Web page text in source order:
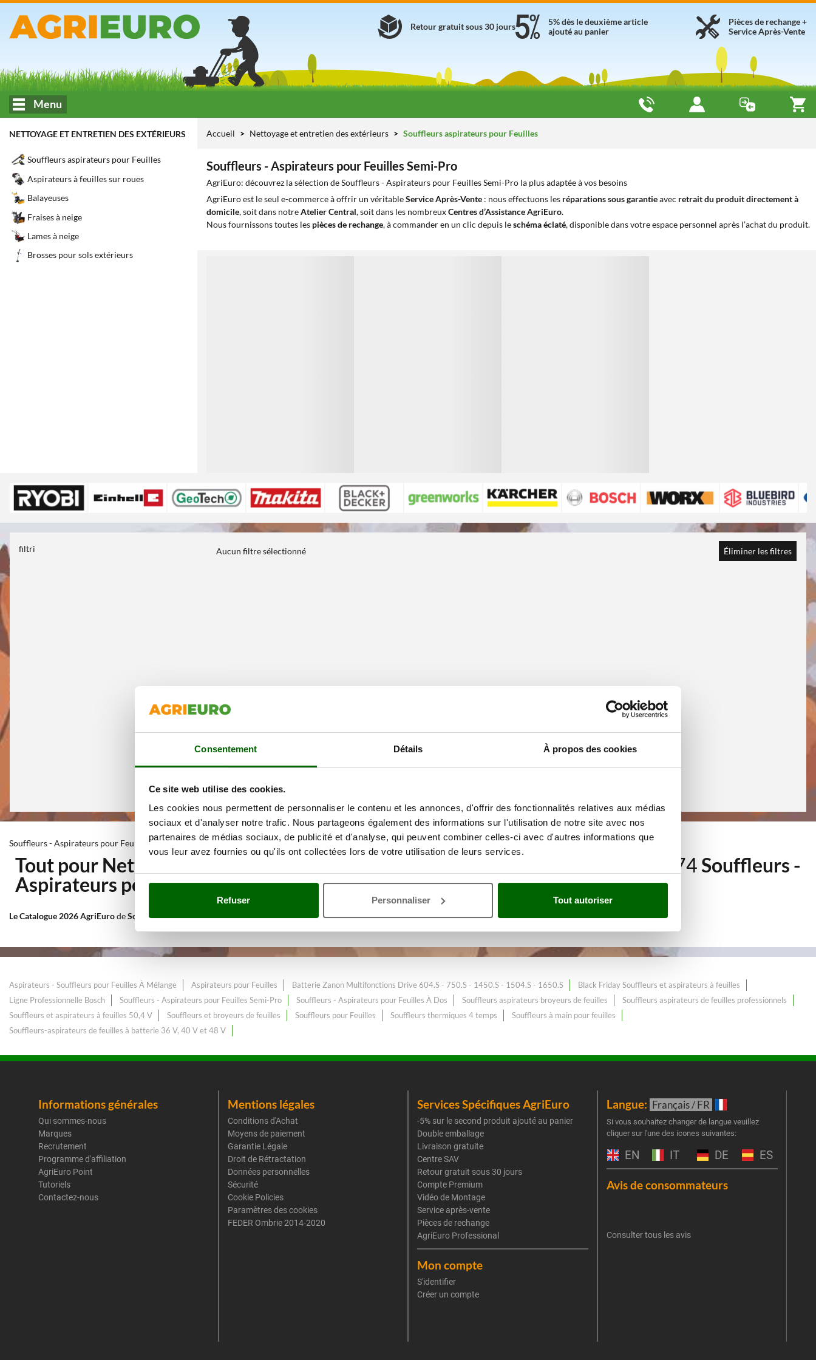
Consentement Détails À propos des cookies
Ce site web utilise des cookies.
Les cookies nous permettent de personnaliser le contenu et les annonces, d'offrir des fonctionnalités relatives aux médias
sociaux et d'analyser notre trafic. Nous partageons également des informations sur l'utilisation de notre site avec nos
partenaires de médias sociaux, de publicité et d'analyse, qui peuvent combiner celles-ci avec d'autres informations que
vous leur avez fournies ou qu'ils ont collectées lors de votre utilisation de leurs services.
Refuser Personnaliser Tout autoriser
Pièces de rechange +
Service Après-Vente
5% dès le deuxième article
ajouté au panier
Retour gratuit sous 30 jours
Menu
NETTOYAGE ET ENTRETIEN DES EXTÉRIEURS
Souffleurs aspirateurs pour Feuilles
Aspirateurs à feuilles sur roues
Balayeuses
Fraises à neige
Lames à neige
Brosses pour sols extérieurs
Accueil Nettoyage et entretien des extérieurs Souffleurs aspirateurs pour Feuilles
Souffleurs - Aspirateurs pour Feuilles Semi-Pro
AgriEuro: découvrez la sélection de Souffleurs - Aspirateurs pour Feuilles Semi-Pro la plus adaptée à vos besoins
AgriEuro est le seul e-commerce à offrir un véritableService Après-Vente : nous effectuons les réparations sous garantieavec retrait du produit directement à
domicile, soit dans notreAtelier Central, soit dans les nombreuxCentres d’Assistance AgriEuro.
Nous fournissons toutes les pièces de rechange, à commander en un clic depuis leschéma éclaté, disponible dans votre espace personnel après l’achat du produit.
filtri Aucun filtre sélectionné Éliminer les filtres
Souffleurs - Aspirateurs pour Feuilles Semi-Pro
Tout pour Nettoyage et entretien des extérieurs Avec une gamme de plus de 174Souffleurs -
Aspirateurs pour Feuilles Semi-Proau meilleur prix web.
Le Catalogue 2026 AgriEurodeSouffleurs - Aspirateurs pour Feuilles Semi-Pro, constamment enrichi et mis à jour.
Aspirateurs - Souffleurs pour Feuilles À Mélange Aspirateurs pour Feuilles Batterie Zanon Multifonctions Drive 604.S - 750.S - 1450.S - 1504.S - 1650.S
Black Friday Souffleurs et aspirateurs à feuilles
Ligne Professionnelle Bosch
Souffleurs - Aspirateurs pour Feuilles Semi-Pro Souffleurs - Aspirateurs pour Feuilles À Dos Souffleurs aspirateurs broyeurs de feuilles
Souffleurs aspirateurs de feuilles professionnels
Souffleurs et aspirateurs à feuilles 50,4 V
Souffleurs et broyeurs de feuilles Souffleurs pour Feuilles Souffleurs thermiques 4 temps
Souffleurs à main pour feuilles
Souffleurs-aspirateurs de feuilles à batterie 36 V, 40 V et 48 V
Informations générales
Qui sommes-nous
Marques
Recrutement
Programme d'affiliation
AgriEuro Point
Tutoriels
Contactez-nous
Mentions légales
Conditions d'Achat
Moyens de paiement
Garantie Légale
Droit de Rétractation
Données personnelles
Sécurité
Cookie Policies
Paramètres des cookies
FEDER Ombrie 2014-2020
Services Spécifiques AgriEuro
-5% sur le second produit ajouté au panier
Double emballage
Livraison gratuite
Centre SAV
Retour gratuit sous 30 jours
Compte Premium
Vidéo de Montage
Service après-vente
Pièces de rechange
AgriEuro Professional
Mon compte
S'identifier
Créer un compte
Langue: Français / FR
Si vous souhaitez changer de langue veuillez
cliquer sur l'une des icones suivantes:
EN IT DE ES
Avis de consommateurs
Consulter tous les avis